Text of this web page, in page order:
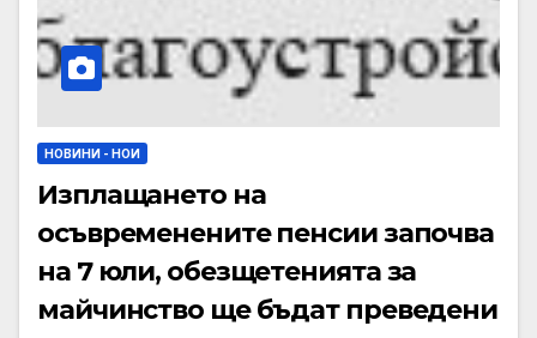
НОВИНИ - НОИ
Изплащането на
осъвременените пенсии започва
на 7 юли, обезщетенията за
майчинство ще бъдат преведени